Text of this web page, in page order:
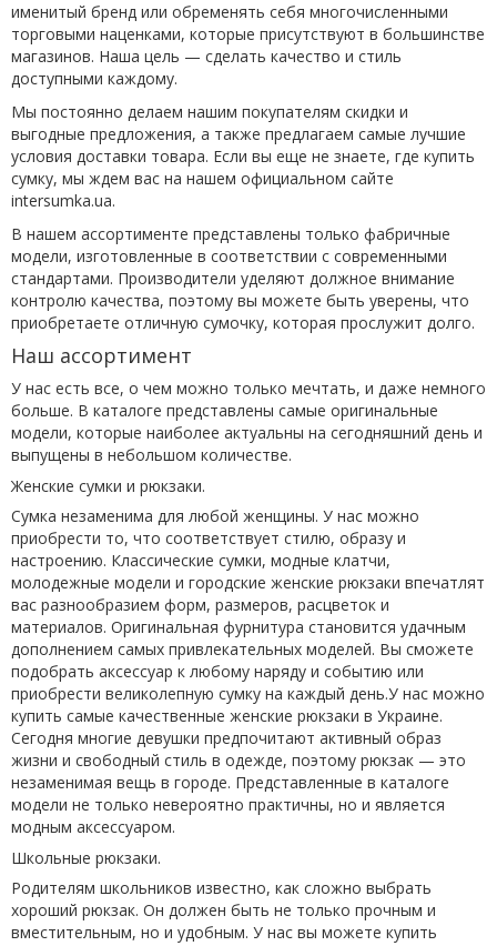
именитый бренд или обременять себя многочисленными
торговыми наценками, которые присутствуют в большинстве
магазинов. Наша цель — сделать качество и стиль
доступными каждому.
Мы постоянно делаем нашим покупателям скидки и
выгодные предложения, а также предлагаем самые лучшие
условия доставки товара. Если вы еще не знаете, где купить
сумку, мы ждем вас на нашем официальном сайте
intersumka.ua.
В нашем ассортименте представлены только фабричные
модели, изготовленные в соответствии с современными
стандартами. Производители уделяют должное внимание
контролю качества, поэтому вы можете быть уверены, что
приобретаете отличную сумочку, которая прослужит долго.
Наш ассортимент
У нас есть все, о чем можно только мечтать, и даже немного
больше. В каталоге представлены самые оригинальные
модели, которые наиболее актуальны на сегодняшний день и
выпущены в небольшом количестве.
Женские сумки и рюкзаки.
Сумка незаменима для любой женщины. У нас можно
приобрести то, что соответствует стилю, образу и
настроению. Классические сумки, модные клатчи,
молодежные модели и городские женские рюкзаки впечатлят
вас разнообразием форм, размеров, расцветок и
материалов. Оригинальная фурнитура становится удачным
дополнением самых привлекательных моделей. Вы сможете
подобрать аксессуар к любому наряду и событию или
приобрести великолепную сумку на каждый день.У нас можно
купить самые качественные женские рюкзаки в Украине.
Сегодня многие девушки предпочитают активный образ
жизни и свободный стиль в одежде, поэтому рюкзак — это
незаменимая вещь в городе. Представленные в каталоге
модели не только невероятно практичны, но и является
модным аксессуаром.
Школьные рюкзаки.
Родителям школьников известно, как сложно выбрать
хороший рюкзак. Он должен быть не только прочным и
вместительным, но и удобным. У нас вы можете купить